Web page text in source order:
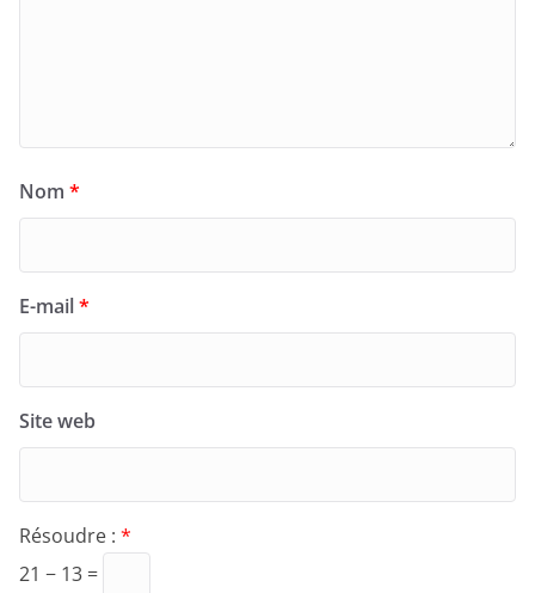
Nom *
E-mail*
Site web
Résoudre : *
21 − 13 =